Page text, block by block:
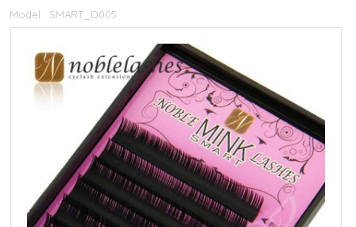
Model: SMART_D005